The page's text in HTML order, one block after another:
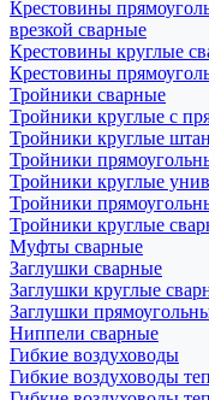
Крестовины
врезкой сварные
Крестовины круглые
Крестовины
Тройники сварные
Тройники круглые с
Тройники круглые
Тройники
Тройники круглые
Тройники
Тройники круглые
Муфты сварные
Заглушки сварные
Заглушки круглые
Заглушки
Ниппели сварные
Гибкие воздуховоды
Гибкие воздуховоды